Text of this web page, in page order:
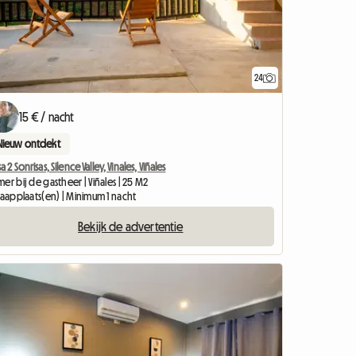
24
15 € / nacht
ontdekt
2 Sonrisas, Silence Valley, Vinales, Viñales
bij de gastheer | Viñales | 25 M2
| Minimum 1 nacht
Bekijk de advertentie